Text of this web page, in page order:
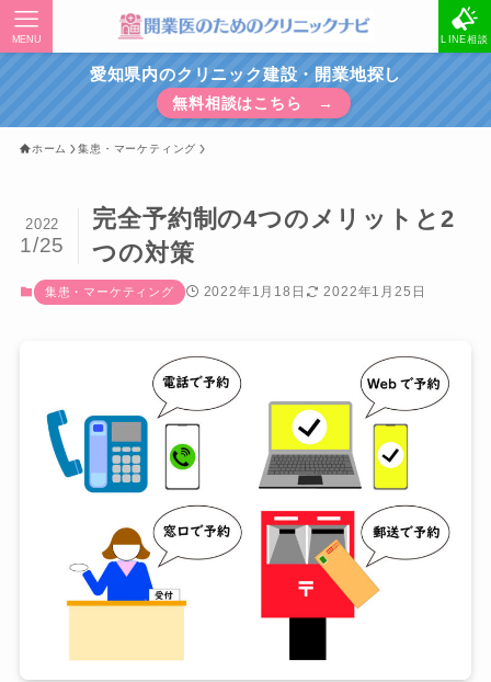
LINE相談
MENU
愛知県内のクリニック建設・開業地探し
無料相談はこちら →
ホーム 集患・マーケティング
完全予約制の4つのメリットと2
つの対策
2022
1/25
集患・マーケティング 2022年1月18日 2022年1月25日